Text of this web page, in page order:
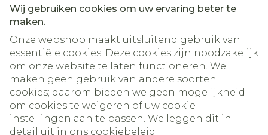
Wij gebruiken cookies om uw ervaring beter te
maken.
Onze webshop maakt uitsluitend gebruik van
essentiële cookies. Deze cookies zijn noodzakelijk
om onze website te laten functioneren. We
maken geen gebruik van andere soorten
cookies; daarom bieden we geen mogelijkheid
om cookies te weigeren of uw cookie-
instellingen aan te passen. We leggen dit in
detail uit in ons cookiebeleid
Juridische links